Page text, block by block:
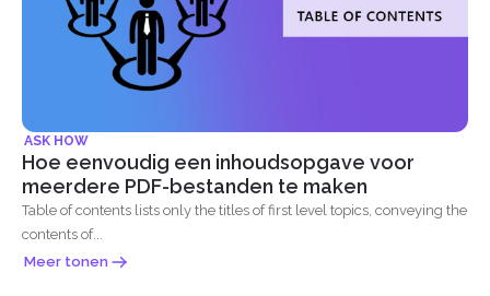
ASK HOW
Hoe eenvoudig een inhoudsopgave voor
meerdere PDF-bestanden te maken
Table of contents lists only the titles of first level topics, conveying the
contents of...
Meer tonen